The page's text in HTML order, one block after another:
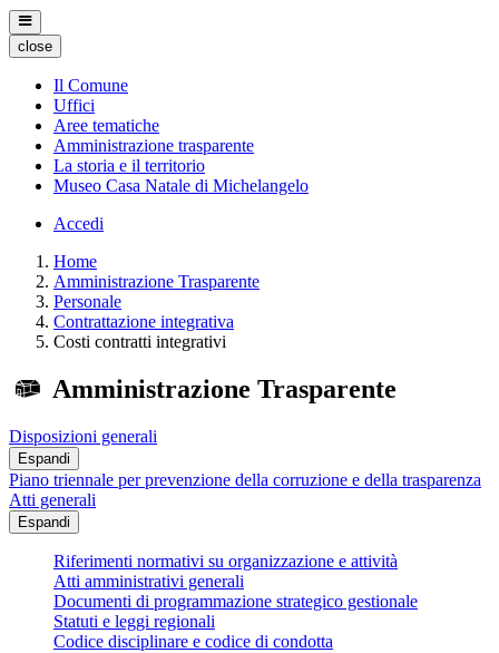
close
Il Comune
Uffici
Aree tematiche
Amministrazione trasparente
La storia e il territorio
Museo Casa Natale di Michelangelo
Accedi
Home
Amministrazione Trasparente
Personale
Contrattazione integrativa
Costi contratti integrativi
Amministrazione Trasparente
Disposizioni generali
Espandi
Piano triennale per prevenzione della corruzione e della trasparenza
Atti generali
Espandi
Riferimenti normativi su organizzazione e attività
Atti amministrativi generali
Documenti di programmazione strategico gestionale
Statuti e leggi regionali
Codice disciplinare e codice di condotta